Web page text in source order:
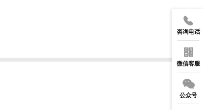
咨询电话
微信客服
公众号